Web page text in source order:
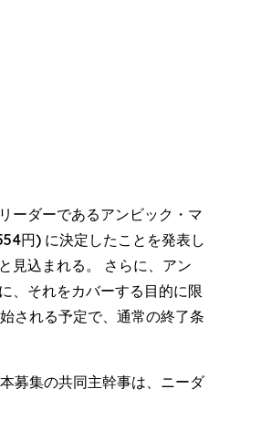
ーダーであるアンビック・マ
円) に決定したことを発表し
見込まれる。 さらに、アン
、それをカバーする目的に限
される予定で、通常の終了条
募集の共同主幹事は、ニーダ